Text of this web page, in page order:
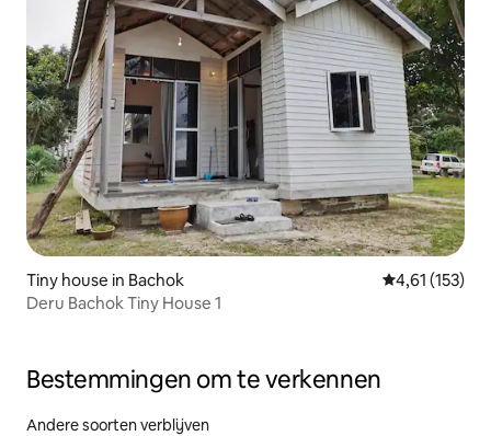
Tiny house in Bachok Gemiddelde
4,61 (153)
Deru Bachok Tiny House 1
Bestemmingen om te verkennen
Andere soorten verblijven